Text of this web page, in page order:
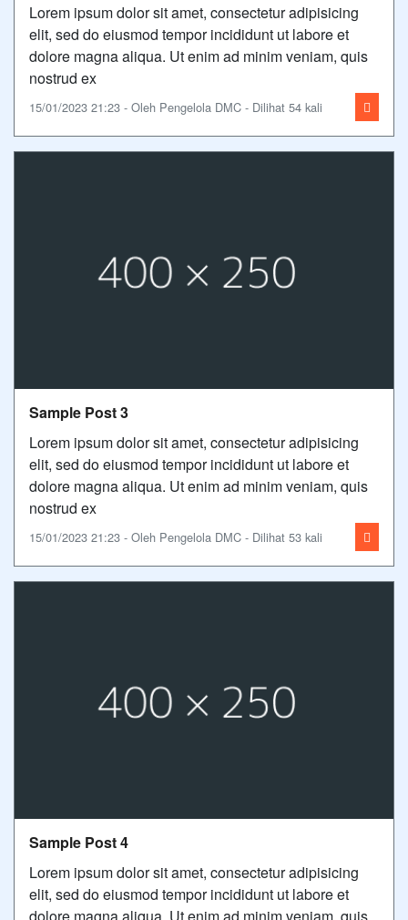
Lorem ipsum dolor sit amet, consectetur adipisicing
elit, sed do eiusmod tempor incididunt ut labore et
dolore magna aliqua. Ut enim ad minim veniam, quis
nostrud ex
15/01/2023 21:23 - Oleh Pengelola DMC - Dilihat 54 kali
Sample Post 3
Lorem ipsum dolor sit amet, consectetur adipisicing
elit, sed do eiusmod tempor incididunt ut labore et
dolore magna aliqua. Ut enim ad minim veniam, quis
nostrud ex
15/01/2023 21:23 - Oleh Pengelola DMC - Dilihat 53 kali
Sample Post 4
Lorem ipsum dolor sit amet, consectetur adipisicing
elit, sed do eiusmod tempor incididunt ut labore et